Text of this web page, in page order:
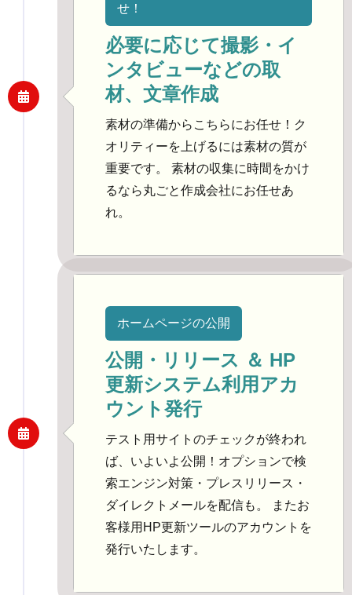
せ！
必要に応じて撮影・イ
ンタビューなどの取
材、文章作成
素材の準備からこちらにお任せ！ク
オリティーを上げるには素材の質が
重要です。 素材の収集に時間をかけ
るなら丸ごと作成会社にお任せあ
れ。
ホームページの公開
公開・リリース ＆ HP
更新システム利用アカ
ウント発行
テスト用サイトのチェックが終われ
ば、いよいよ公開！オプションで検
索エンジン対策・プレスリリース・
ダイレクトメールを配信も。 またお
客様用HP更新ツールのアカウントを
発行いたします。